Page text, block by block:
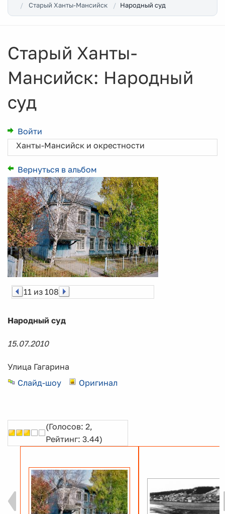
Старый Ханты-Мансийск
Народный суд
Старый Ханты-
Мансийск: Народный
суд
Войти
Ханты-Мансийск и окрестности
Вернуться в альбом
11 из 108
Народный суд
15.07.2010
Улица Гагарина
Слайд-шоу
Оригинал
(Голосов: 2,
Рейтинг: 3.44)